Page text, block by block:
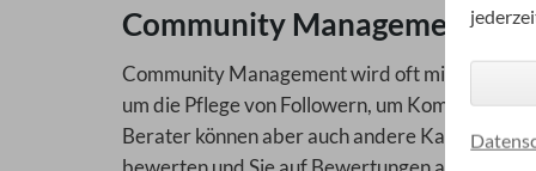
Community Management in
Community Management wird oft mit Social
um die Pflege von Followern, um
Berater können aber auch andere Kanäle zur